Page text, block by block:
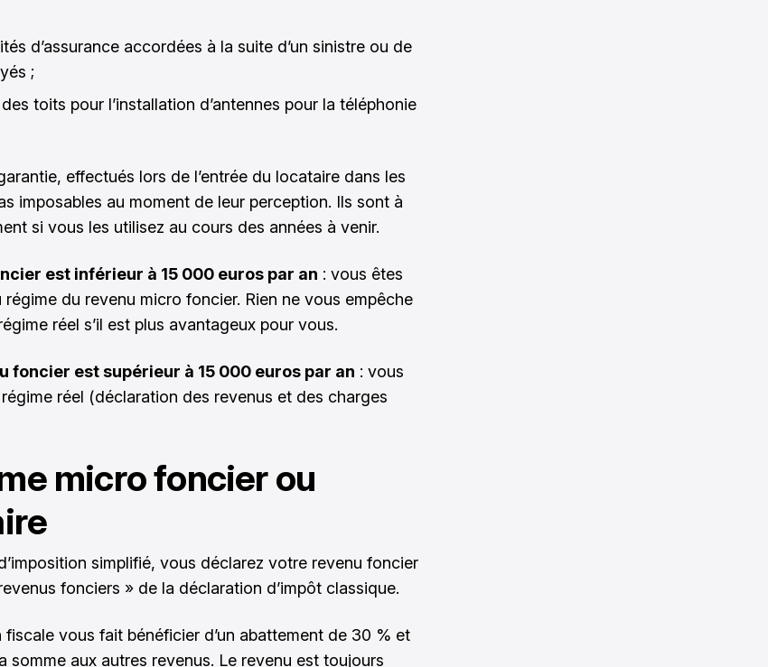
d’assurance accordées à la suite d’un sinistre ou de
;
toits pour l’installation d’antennes pour la téléphonie
effectués lors de l’entrée du locataire dans les
imposables au moment de leur perception. Ils sont à
si vous les utilisez au cours des années à venir.
est inférieur à 15 000 euros par an : vous êtes
régime du revenu micro foncier. Rien ne vous empêche
réel s’il est plus avantageux pour vous.
foncier est supérieur à 15 000 euros par an : vous
réel (déclaration des revenus et des charges
micro foncier ou
simplifié, vous déclarez votre revenu foncier
fonciers » de la déclaration d’impôt classique.
fiscale vous fait bénéficier d’un abattement de 30 % et
somme aux autres revenus. Le revenu est toujours